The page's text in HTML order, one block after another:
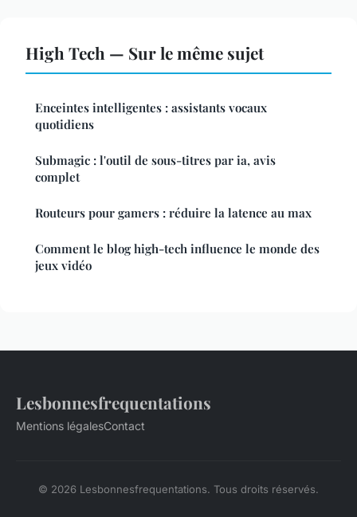
High Tech — Sur le même sujet
Enceintes intelligentes : assistants vocaux
quotidiens
Submagic : l'outil de sous-titres par ia, avis
complet
Routeurs pour gamers : réduire la latence au max
Comment le blog high-tech influence le monde des
jeux vidéo
Lesbonnesfrequentations
Mentions légalesContact
© 2026 Lesbonnesfrequentations. Tous droits réservés.